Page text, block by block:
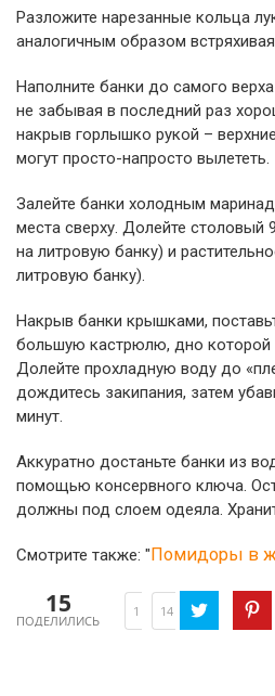
Разложите нарезанные кольца
аналогичным образом
Наполните банки до самого
не забывая в последний раз
накрыв горлышко рукой –
могут просто-напросто вылететь.
Залейте банки холодным
места сверху. Долейте столовый
на литровую банку) и
литровую банку).
Накрыв банки крышками,
большую кастрюлю, дно которой
Долейте прохладную воду до
дождитесь закипания, затем
минут.
Аккуратно достаньте банки из
помощью консервного ключа.
должны под слоем одеяла.
Смотрите также: " Помидоры в
15
ПОДЕЛИЛИСЬ
1 14